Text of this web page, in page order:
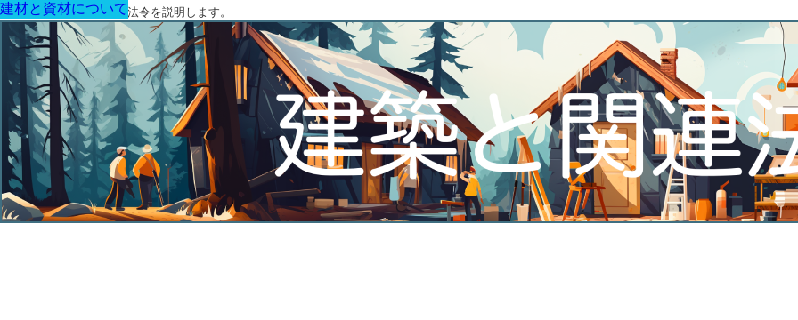
建築に関する用語と関連法令を説明します。
建材と資材について
建材と資材について
建材と資材について
建材と資材について
建材と資材について
建材と資材について
建材と資材について